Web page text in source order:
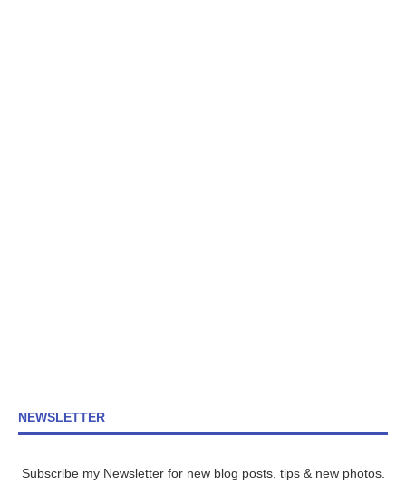
NEWSLETTER
Subscribe my Newsletter for new blog posts, tips & new photos.